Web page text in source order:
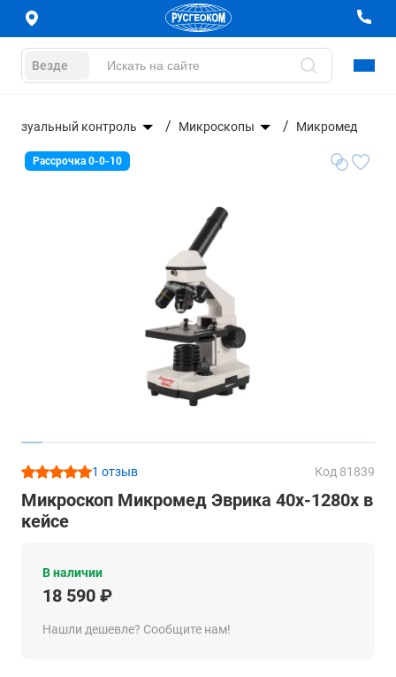
Везде
Визуальный контроль Микроскопы Микромед
Рассрочка 0-0-10
1 отзыв Код 81839
Микроскоп Микромед Эврика 40x-1280x в
кейсе
В наличии
18 590 ₽
Нашли дешевле? Сообщите нам!